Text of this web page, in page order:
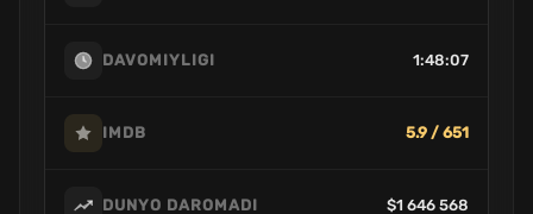
DAVOMIYLIGI 1:48:07
IMDB 5.9 / 651
DUNYO DAROMADI $1 646 568